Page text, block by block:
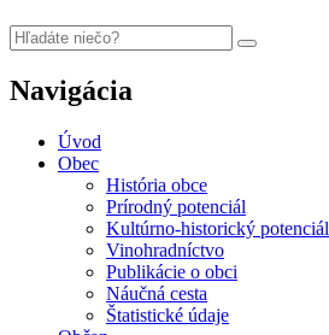
Navigácia
Úvod
Obec
História obce
Prírodný potenciál
Kultúrno-historický potenciál
Vinohradníctvo
Publikácie o obci
Náučná cesta
Štatistické údaje